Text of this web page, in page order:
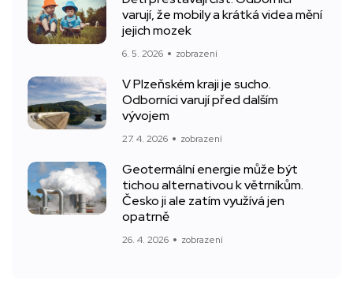
varují, že mobily a krátká videa mění
jejich mozek
6. 5. 2026 zobrazení
V Plzeňském kraji je sucho.
Odborníci varují před dalším
vývojem
27. 4. 2026 zobrazení
Geotermální energie může být
tichou alternativou k větrníkům.
Česko ji ale zatím využívá jen
opatrně
26. 4. 2026 zobrazení